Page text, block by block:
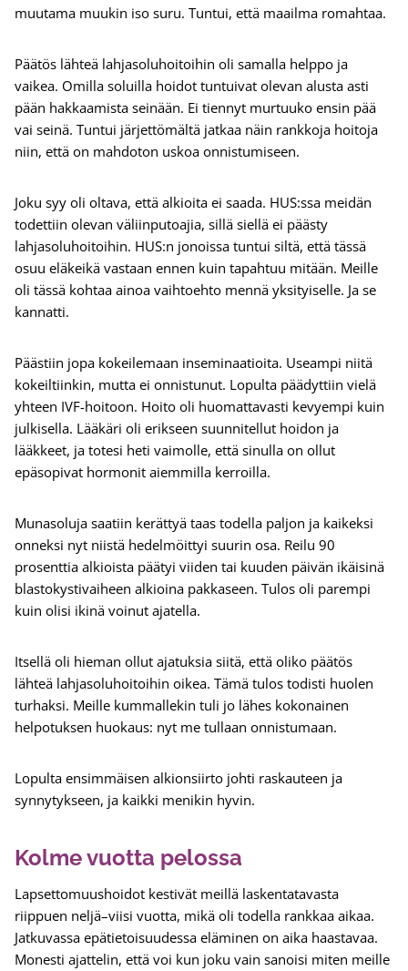
muutama muukin iso suru. Tuntui, että maailma romahtaa.
Päätös lähteä lahjasoluhoitoihin oli samalla helppo ja
vaikea. Omilla soluilla hoidot tuntuivat olevan alusta asti
pään hakkaamista seinään. Ei tiennyt murtuuko ensin pää
vai seinä. Tuntui järjettömältä jatkaa näin rankkoja hoitoja
niin, että on mahdoton uskoa onnistumiseen.
Joku syy oli oltava, että alkioita ei saada. HUS:ssa meidän
todettiin olevan väliinputoajia, sillä siellä ei päästy
lahjasoluhoitoihin. HUS:n jonoissa tuntui siltä, että tässä
osuu eläkeikä vastaan ennen kuin tapahtuu mitään. Meille
oli tässä kohtaa ainoa vaihtoehto mennä yksityiselle. Ja se
kannatti.
Päästiin jopa kokeilemaan inseminaatioita. Useampi niitä
kokeiltiinkin, mutta ei onnistunut. Lopulta päädyttiin vielä
yhteen IVF-hoitoon. Hoito oli huomattavasti kevyempi kuin
julkisella. Lääkäri oli erikseen suunnitellut hoidon ja
lääkkeet, ja totesi heti vaimolle, että sinulla on ollut
epäsopivat hormonit aiemmilla kerroilla.
Munasoluja saatiin kerättyä taas todella paljon ja kaikeksi
onneksi nyt niistä hedelmöittyi suurin osa. Reilu 90
prosenttia alkioista päätyi viiden tai kuuden päivän ikäisinä
blastokystivaiheen alkioina pakkaseen. Tulos oli parempi
kuin olisi ikinä voinut ajatella.
Itsellä oli hieman ollut ajatuksia siitä, että oliko päätös
lähteä lahjasoluhoitoihin oikea. Tämä tulos todisti huolen
turhaksi. Meille kummallekin tuli jo lähes kokonainen
helpotuksen huokaus: nyt me tullaan onnistumaan.
Lopulta ensimmäisen alkionsiirto johti raskauteen ja
synnytykseen, ja kaikki menikin hyvin.
Kolme vuotta pelossa
Lapsettomuushoidot kestivät meillä laskentatavasta
riippuen neljä–viisi vuotta, mikä oli todella rankkaa aikaa.
Jatkuvassa epätietoisuudessa eläminen on aika haastavaa.
Monesti ajattelin, että voi kun joku vain sanoisi miten meille